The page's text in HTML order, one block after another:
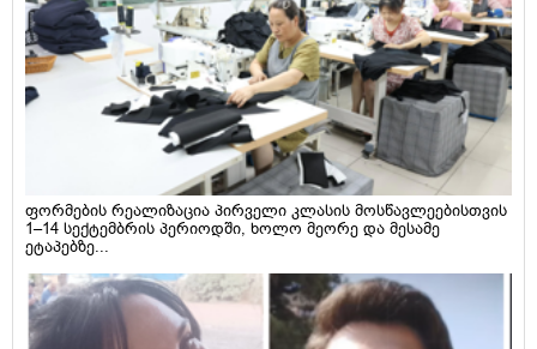
ფორმების რეალიზაცია პირველი კლასის მოსწავლეებისთვის
1–14 სექტემბრის პერიოდში, ხოლო მეორე და მესამე
ეტაპებზე...